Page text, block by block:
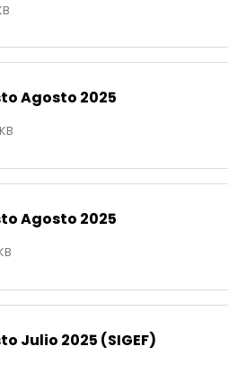
Agosto 2025
Agosto 2025
Julio 2025 (SIGEF)